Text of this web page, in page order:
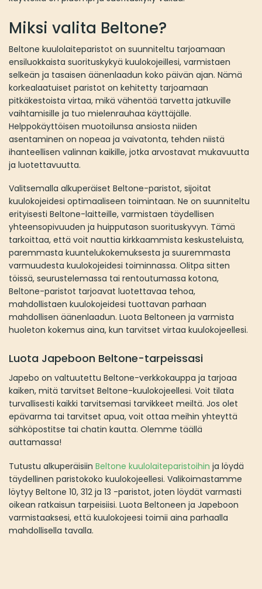
Miksi valita Beltone?
Beltone kuulolaiteparistot on suunniteltu tarjoamaan
ensiluokkaista suorituskykyä kuulokojeillesi, varmistaen
selkeän ja tasaisen äänenlaadun koko päivän ajan. Nämä
korkealaatuiset paristot on kehitetty tarjoamaan
pitkäkestoista virtaa, mikä vähentää tarvetta jatkuville
vaihtamisille ja tuo mielenrauhaa käyttäjälle.
Helppokäyttöisen muotoilunsa ansiosta niiden
asentaminen on nopeaa ja vaivatonta, tehden niistä
ihanteellisen valinnan kaikille, jotka arvostavat mukavuutta
ja luotettavuutta.
Valitsemalla alkuperäiset Beltone-paristot, sijoitat
kuulokojeidesi optimaaliseen toimintaan. Ne on suunniteltu
erityisesti Beltone-laitteille, varmistaen täydellisen
yhteensopivuuden ja huipputason suorituskyvyn. Tämä
tarkoittaa, että voit nauttia kirkkaammista keskusteluista,
paremmasta kuuntelukokemuksesta ja suuremmasta
varmuudesta kuulokojeidesi toiminnassa. Olitpa sitten
töissä, seurustelemassa tai rentoutumassa kotona,
Beltone-paristot tarjoavat luotettavaa tehoa,
mahdollistaen kuulokojeidesi tuottavan parhaan
mahdollisen äänenlaadun. Luota Beltoneen ja varmista
huoleton kokemus aina, kun tarvitset virtaa kuulokojeellesi.
Luota Japeboon Beltone-tarpeissasi
Japebo on valtuutettu Beltone-verkkokauppa ja tarjoaa
kaiken, mitä tarvitset Beltone-kuulokojeellesi. Voit tilata
turvallisesti kaikki tarvitsemasi tarvikkeet meiltä. Jos olet
epävarma tai tarvitset apua, voit ottaa meihin yhteyttä
sähköpostitse tai chatin kautta. Olemme täällä
auttamassa!
Tutustu alkuperäisiin Beltone kuulolaiteparistoihin ja löydä
täydellinen paristokoko kuulokojeellesi. Valikoimastamme
löytyy Beltone 10, 312 ja 13 -paristot, joten löydät varmasti
oikean ratkaisun tarpeisiisi. Luota Beltoneen ja Japeboon
varmistaaksesi, että kuulokojeesi toimii aina parhaalla
mahdollisella tavalla.